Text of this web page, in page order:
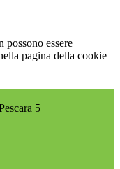
possono essere
pagina della cookie
5